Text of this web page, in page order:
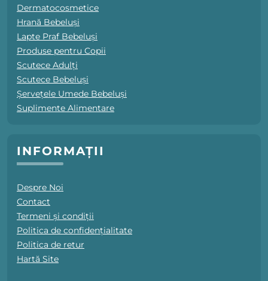
Dermatocosmetice
Hrană Bebeluși
Lapte Praf Bebeluși
Produse pentru Copii
Scutece Adulți
Scutece Bebeluși
Șervețele Umede Bebeluși
Suplimente Alimentare
INFORMAȚII
Despre Noi
Contact
Termeni și condiții
Politica de confidențialitate
Politica de retur
Hartă Site